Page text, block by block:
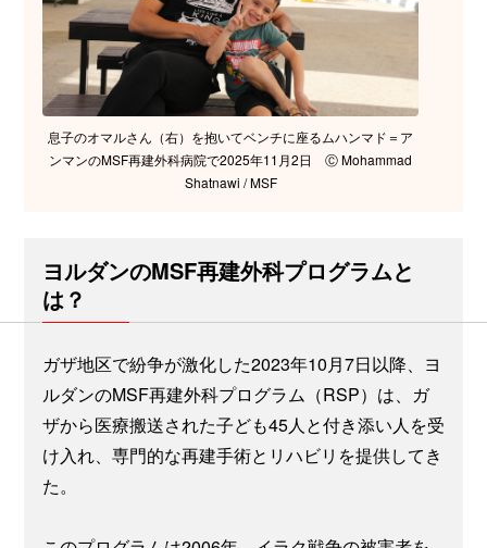
息子のオマルさん（右）を抱いてベンチに座るムハンマド＝ア
ンマンのMSF再建外科病院で2025年11月2日 Ⓒ Mohammad
Shatnawi / MSF
ヨルダンのMSF再建外科プログラムと
は？
ガザ地区で紛争が激化した2023年10月7日以降、ヨ
ルダンのMSF再建外科プログラム（RSP）は、ガ
ザから医療搬送された子ども45人と付き添い人を受
け入れ、専門的な再建手術とリハビリを提供してき
た。